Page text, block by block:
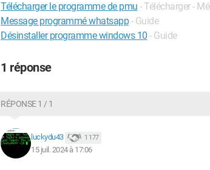
Télécharger le programme de pmu - Télécharger -
Message programmé whatsapp - Guide
Désinstaller programme windows 10 - Guide
1 réponse
RÉPONSE 1 / 1
luckydu43 1 177
15 juil. 2024 à 17:06